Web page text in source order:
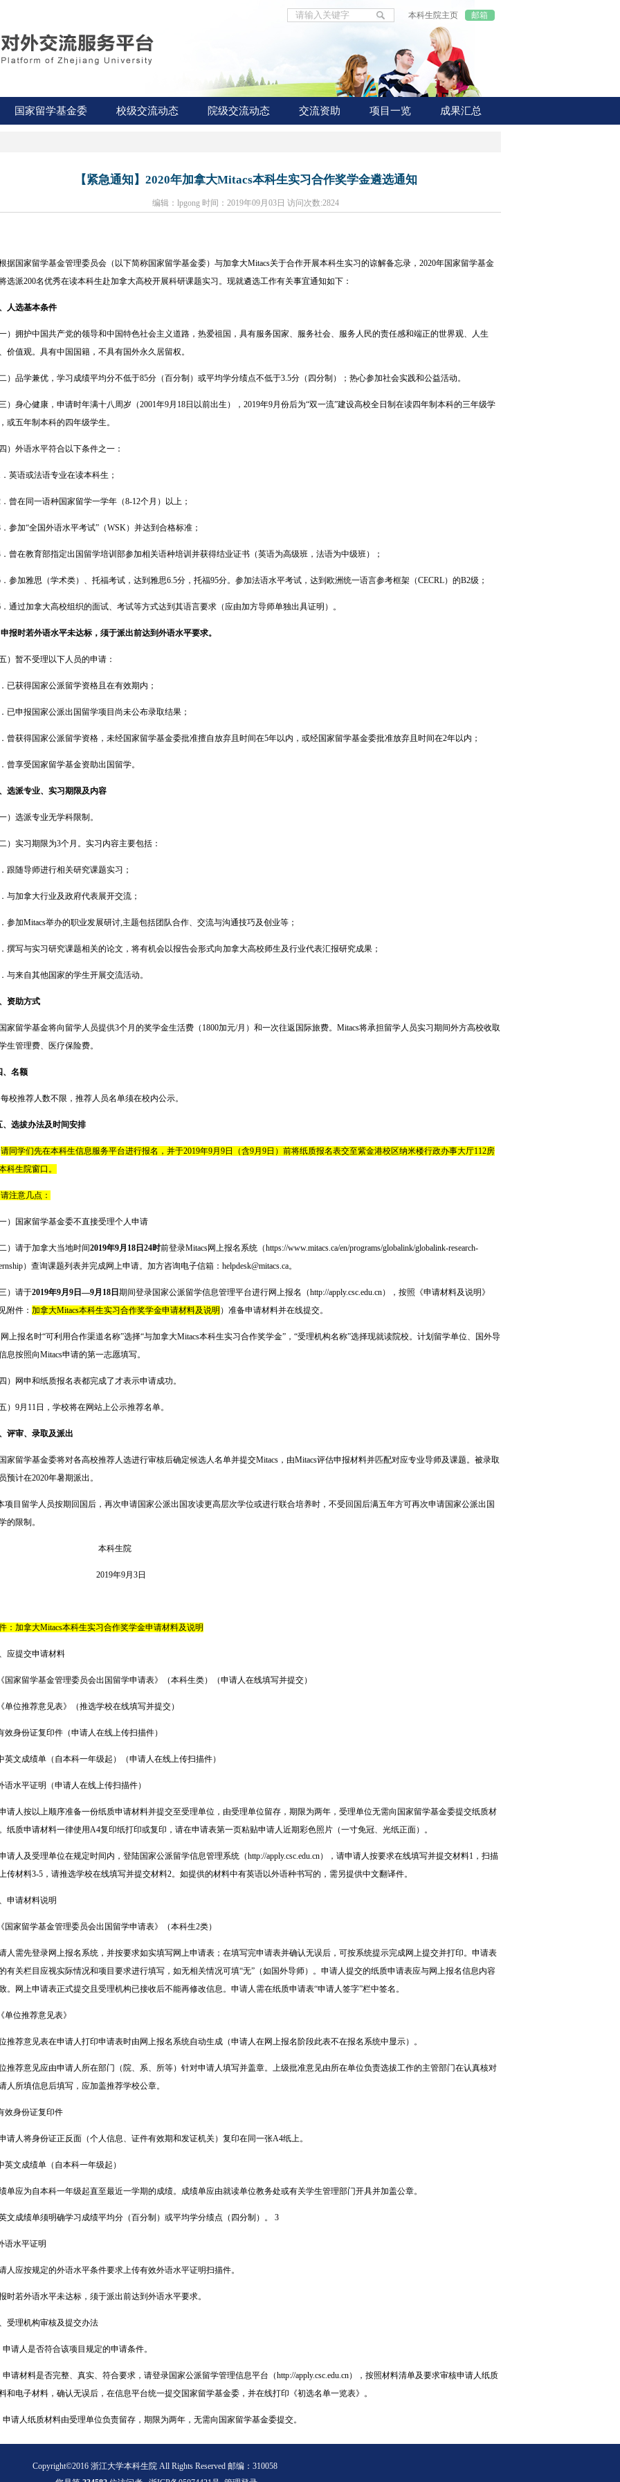
本科生院主页 邮箱
国家留学基金委 校级交流动态 院级交流动态 交流资助 项目一览 成果汇总
【紧急通知】2020年加拿大Mitacs本科生实习合作奖学金遴选通知
编辑：lpgong 时间：2019年09月03日 访问次数:2824
据国家留学基金管理委员会（以下简称国家留学基金委）与加拿大Mitacs关于合作开展本科生实习的谅解备忘录，2020年国家留学基金
选派200名优秀在读本科生赴加拿大高校开展科研课题实习。现就遴选工作有关事宜通知如下：
人选基本条件
一）拥护中国共产党的领导和中国特色社会主义道路，热爱祖国，具有服务国家、服务社会、服务人民的责任感和端正的世界观、人生
价值观。具有中国国籍，不具有国外永久居留权。
二）品学兼优，学习成绩平均分不低于85分（百分制）或平均学分绩点不低于3.5分（四分制）；热心参加社会实践和公益活动。
三）身心健康，申请时年满十八周岁（2001年9月18日以前出生），2019年9月份后为“双一流”建设高校全日制在读四年制本科的三年级学
或五年制本科的四年级学生。
四）外语水平符合以下条件之一：
英语或法语专业在读本科生；
曾在同一语种国家留学一学年（8-12个月）以上；
参加“全国外语水平考试” （WSK）并达到合格标准；
曾在教育部指定出国留学培训部参加相关语种培训并获得结业证书（英语为高级班，法语为中级班）；
参加雅思（学术类）、托福考试，达到雅思6.5分，托福95分。参加法语水平考试，达到欧洲统一语言参考框架（CECRL）的B2级；
通过加拿大高校组织的面试、考试等方式达到其语言要求（应由加方导师单独出具证明）。
报时若外语水平未达标，须于派出前达到外语水平要求。
五）暂不受理以下人员的申请：
已获得国家公派留学资格且在有效期内；
已申报国家公派出国留学项目尚未公布录取结果；
曾获得国家公派留学资格，未经国家留学基金委批准擅自放弃且时间在5年以内，或经国家留学基金委批准放弃且时间在2年以内；
曾享受国家留学基金资助出国留学。
选派专业、实习期限及内容
一）选派专业无学科限制。
二）实习期限为3个月。实习内容主要包括：
跟随导师进行相关研究课题实习；
与加拿大行业及政府代表展开交流；
参加Mitacs举办的职业发展研讨,主题包括团队合作、交流与沟通技巧及创业等；
撰写与实习研究课题相关的论文，将有机会以报告会形式向加拿大高校师生及行业代表汇报研究成果；
与来自其他国家的学生开展交流活动。
资助方式
家留学基金将向留学人员提供3个月的奖学金生活费（1800加元/月）和一次往返国际旅费。Mitacs将承担留学人员实习期间外方高校收取
生管理费、医疗保险费。
、名额
校推荐人数不限，推荐人员名单须在校内公示。
、选拔办法及时间安排
请同学们先在本科生信息服务平台进行报名，并于2019年9月9日（含9月9日）前将纸质报名表交至紫金港校区纳米楼行政办事大厅112房
科生院窗口。
请注意几点：
一）国家留学基金委不直接受理个人申请
二）请于加拿大当地时间2019年9月18日24时前登录Mitacs网上报名系统（https://www.mitacs.ca/en/programs/globalink/globalink-research-
）查询课题列表并完成网上申请。加方咨询电子信箱：helpdesk@mitacs.ca。
三）请于2019年9月9日 —9月18日 期间登录国家公派留学信息管理平台进行网上报名（http://apply.csc.edu.cn），按照《申请材料及说明》
见附件： 加拿大Mitacs本科生实习合作奖学金申请材料及说明 ）准备申请材料并在线提交。
上报名时“可利用合作渠道名称”选择“与加拿大Mitacs本科生实习合作奖学金” ， “受理机构名称”选择现就读院校。计划留学单位、国外导
息按照向Mitacs申请的第一志愿填写。
四）网申和纸质报名表都完成了才表示申请成功。
五）9月11日，学校将在网站上公示推荐名单。
评审、录取及派出
家留学基金委将对各高校推荐人选进行审核后确定候选人名单并提交Mitacs，由Mitacs评估申报材料并匹配对应专业导师及课题。被录取
预计在2020年暑期派出。
项目留学人员按期回国后，再次申请国家公派出国攻读更高层次学位或进行联合培养时，不受回国后满五年方可再次申请国家公派出国
的限制。
科生院
年9月3日
：加拿大Mitacs本科生实习合作奖学金申请材料及说明
应提交申请材料
国家留学基金管理委员会出国留学申请表》（本科生类）（申请人在线填写并提交）
单位推荐意见表》（推选学校在线填写并提交）
效身份证复印件（申请人在线上传扫描件）
英文成绩单（自本科一年级起）（申请人在线上传扫描件）
语水平证明（申请人在线上传扫描件）
请人按以上顺序准备一份纸质申请材料并提交至受理单位，由受理单位留存，期限为两年，受理单位无需向国家留学基金委提交纸质材
纸质申请材料一律使用A4复印纸打印或复印，请在申请表第一页粘贴申请人近期彩色照片（一寸免冠、光纸正面）。
请人及受理单位在规定时间内，登陆国家公派留学信息管理系统（http://apply.csc.edu.cn），请申请人按要求在线填写并提交材料1，扫描
传材料3-5，请推选学校在线填写并提交材料2。如提供的材料中有英语以外语种书写的，需另提供中文翻译件。
申请材料说明
《国家留学基金管理委员会出国留学申请表》（本科生2类）
人需先登录网上报名系统，并按要求如实填写网上申请表；在填写完申请表并确认无误后，可按系统提示完成网上提交并打印。申请表
有关栏目应视实际情况和项目要求进行填写，如无相关情况可填“无” （如国外导师）。申请人提交的纸质申请表应与网上报名信息内容
。网上申请表正式提交且受理机构已接收后不能再修改信息。申请人需在纸质申请表“申请人签字”栏中签名。
单位推荐意见表》
推荐意见表在申请人打印申请表时由网上报名系统自动生成（申请人在网上报名阶段此表不在报名系统中显示）。
推荐意见应由申请人所在部门（院、系、所等）针对申请人填写并盖章。上级批准意见由所在单位负责选拔工作的主管部门在认真核对
人所填信息后填写，应加盖推荐学校公章。
效身份证复印件
请人将身份证正反面（个人信息、证件有效期和发证机关）复印在同一张A4纸上。
英文成绩单（自本科一年级起）
单应为自本科一年级起直至最近一学期的成绩。成绩单应由就读单位教务处或有关学生管理部门开具并加盖公章。
文成绩单须明确学习成绩平均分（百分制）或平均学分绩点（四分制）。 3
语水平证明
人应按规定的外语水平条件要求上传有效外语水平证明扫描件。
时若外语水平未达标，须于派出前达到外语水平要求。
受理机构审核及提交办法
申请人是否符合该项目规定的申请条件。
申请材料是否完整、真实、符合要求，请登录国家公派留学管理信息平台（http://apply.csc.edu.cn），按照材料清单及要求审核申请人纸质
和电子材料，确认无误后，在信息平台统一提交国家留学基金委，并在线打印《初选名单一览表》。
申请人纸质材料由受理单位负责留存，期限为两年，无需向国家留学基金委提交。
Copyright©2016 浙江大学本科生院 All Rights Reserved 邮编：310058